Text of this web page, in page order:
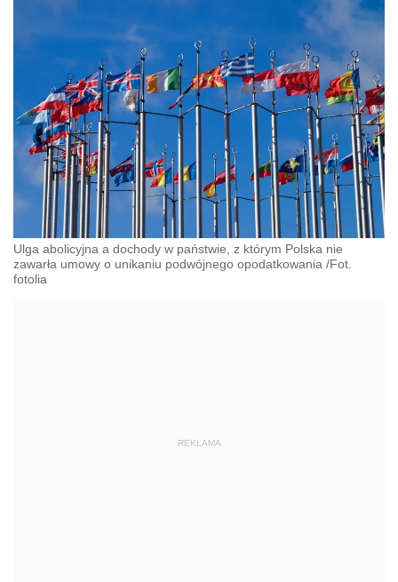
Ulga abolicyjna a dochody w państwie, z którym Polska nie
zawarła umowy o unikaniu podwójnego opodatkowania /Fot.
fotolia